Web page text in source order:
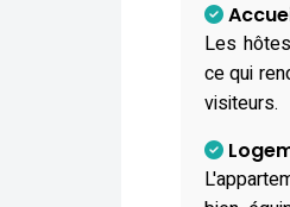
Les
ce qui
visiteurs.